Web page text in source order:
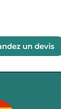
un devis